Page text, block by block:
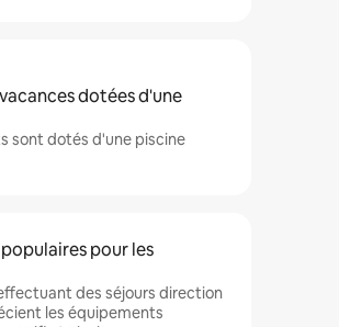
dotées d'une
sont dotés d'une piscine
pour les
des séjours direction
les équipements